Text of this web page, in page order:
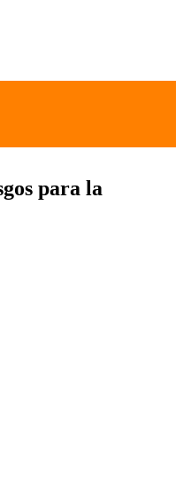
para la